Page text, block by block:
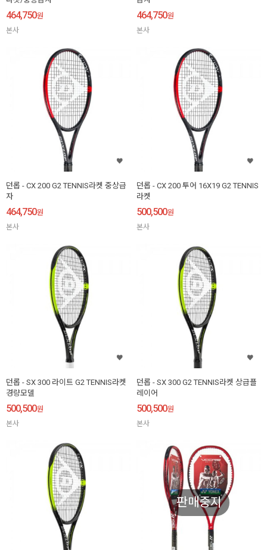
464,750원
본사
464,750원
본사
던롭 - CX 200 G2 TENNIS라켓 중상급
자
464,750원
본사
던롭 - CX 200 투어 16X19 G2 TENNIS
라켓
500,500원
본사
던롭 - SX 300 라이트 G2 TENNIS라켓
경량모델
500,500원
본사
던롭 - SX 300 G2 TENNIS라켓 상급플
레이어
500,500원
본사
판매중지